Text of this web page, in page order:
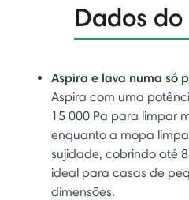
Dados
Aspira e lava numa só
Aspira com uma
15 000 Pa para limpar
enquanto a mopa
sujidade, cobrindo até
ideal para casas de
dimensões.